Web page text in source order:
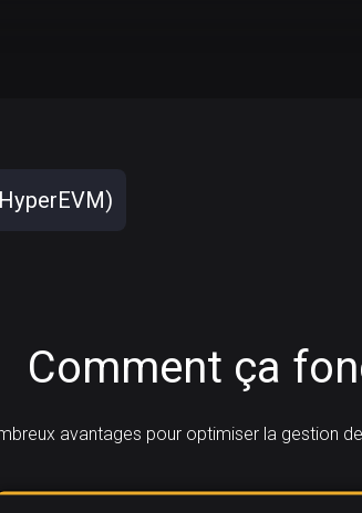
Comment ça
avantages pour optimiser la gestion